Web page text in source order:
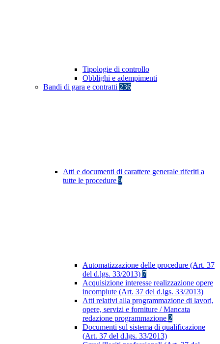
Tipologie di controllo
Obblighi e adempimenti
Bandi di gara e contratti 236
Atti e documenti di carattere generale riferiti a
tutte le procedure 9
Automatizzazione delle procedure (Art. 37
del d.lgs. 33/2013) 7
Acquisizione interesse realizzazione opere
incompiute (Art. 37 del d.lgs. 33/2013)
Atti relativi alla programmazione di lavori,
opere, servizi e forniture / Mancata
redazione programmazione 2
Documenti sul sistema di qualificazione
(Art. 37 del d.lgs. 33/2013)